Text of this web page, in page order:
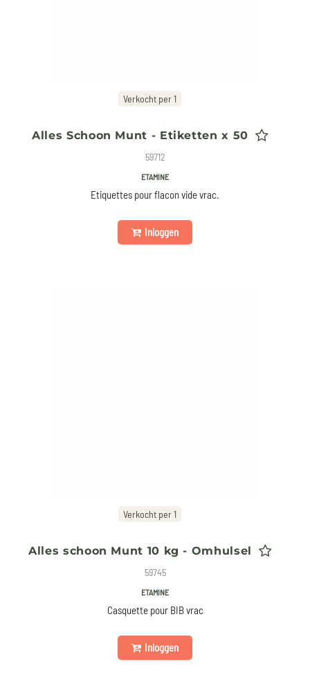
Verkocht per 1
Alles Schoon Munt - Etiketten x 50
59712
ETAMINE
Etiquettes pour flacon vide vrac.
Inloggen
Verkocht per 1
Alles schoon Munt 10 kg - Omhulsel
59745
ETAMINE
Casquette pour BIB vrac
Inloggen